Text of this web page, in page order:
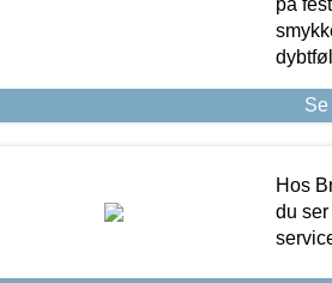
på
Hos
du